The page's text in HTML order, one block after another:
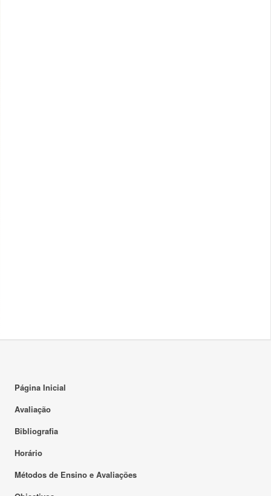
Página Inicial
Avaliação
Bibliografia
Horário
Métodos de Ensino e Avaliações